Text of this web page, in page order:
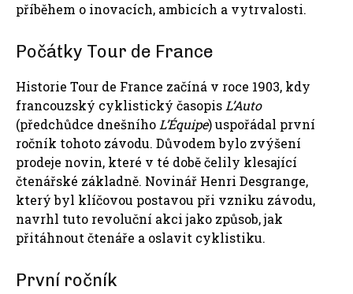
příběhem o inovacích, ambicích a vytrvalosti.
Počátky Tour de France
Historie Tour de France začíná v roce 1903, kdy
francouzský cyklistický časopis L’Auto
(předchůdce dnešního L’Équipe) uspořádal první
ročník tohoto závodu. Důvodem bylo zvýšení
prodeje novin, které v té době čelily klesající
čtenářské základně. Novinář Henri Desgrange,
který byl klíčovou postavou při vzniku závodu,
navrhl tuto revoluční akci jako způsob, jak
přitáhnout čtenáře a oslavit cyklistiku.
První ročník